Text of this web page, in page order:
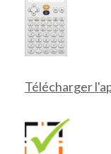
Télécharger